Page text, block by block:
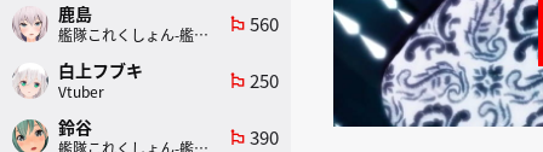
鹿島
艦隊これくしょん-艦これ-
emoji_flags 560
白上フブキ
Vtuber
emoji_flags 250
鈴谷
艦隊これくしょん-艦これ-
emoji_flags 390